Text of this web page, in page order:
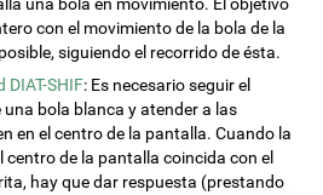
una bola en movimiento. El objetivo
con el movimiento de la bola de la
siguiendo el recorrido de ésta.
DIAT-SHIF: Es necesario seguir el
bola blanca y atender a las
en el centro de la pantalla. Cuando la
centro de la pantalla coincida con el
hay que dar respuesta (prestando